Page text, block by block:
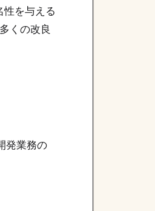
を与える
くの改良
発業務の